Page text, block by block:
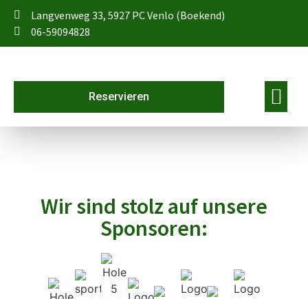
Langvenweg 33, 5927 PC Venlo (Boekend)
06-59094828
Reservieren
Wir sind stolz auf unsere
Sponsoren: